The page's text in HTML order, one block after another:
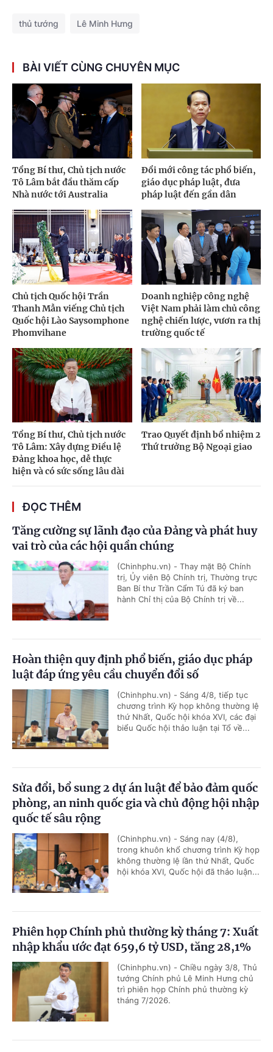
thủ tướng Lê Minh Hưng
BÀI VIẾT CÙNG CHUYÊN MỤC
Tổng Bí thư, Chủ tịch nước
Tô Lâm bắt đầu thăm cấp
Nhà nước tới Australia
Đổi mới công tác phổ biến,
giáo dục pháp luật, đưa
pháp luật đến gần dân
Chủ tịch Quốc hội Trần
Thanh Mẫn viếng Chủ tịch
Quốc hội Lào Saysomphone
Phomvihane
Doanh nghiệp công nghệ
Việt Nam phải làm chủ công
nghệ chiến lược, vươn ra thị
trường quốc tế
Tổng Bí thư, Chủ tịch nước
Tô Lâm: Xây dựng Điều lệ
Đảng khoa học, dễ thực
hiện và có sức sống lâu dài
Trao Quyết định bổ nhiệm 2
Thứ trưởng Bộ Ngoại giao
ĐỌC THÊM
Tăng cường sự lãnh đạo của Đảng và phát huy
vai trò của các hội quần chúng
(Chinhphu.vn) - Thay mặt Bộ Chính
trị, Ủy viên Bộ Chính trị, Thường trực
Ban Bí thư Trần Cẩm Tú đã ký ban
hành Chỉ thị của Bộ Chính trị về...
Hoàn thiện quy định phổ biến, giáo dục pháp
luật đáp ứng yêu cầu chuyển đổi số
(Chinhphu.vn) - Sáng 4/8, tiếp tục
chương trình Kỳ họp không thường lệ
thứ Nhất, Quốc hội khóa XVI, các đại
biểu Quốc hội thảo luận tại Tổ về...
Sửa đổi, bổ sung 2 dự án luật để bảo đảm quốc
phòng, an ninh quốc gia và chủ động hội nhập
quốc tế sâu rộng
(Chinhphu.vn) - Sáng nay (4/8),
trong khuôn khổ chương trình Kỳ họp
không thường lệ lần thứ Nhất, Quốc
hội khóa XVI, Quốc hội đã thảo luận...
Phiên họp Chính phủ thường kỳ tháng 7: Xuất
nhập khẩu ước đạt 659,6 tỷ USD, tăng 28,1%
(Chinhphu.vn) - Chiều ngày 3/8, Thủ
tướng Chính phủ Lê Minh Hưng chủ
trì phiên họp Chính phủ thường kỳ
tháng 7/2026.